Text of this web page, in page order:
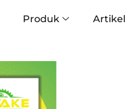
Produk Artikel